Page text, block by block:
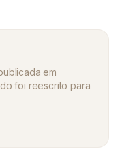
em
foi reescrito para